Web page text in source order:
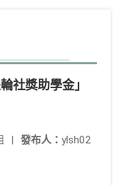
社獎助學金」
發布人： ylsh02
|